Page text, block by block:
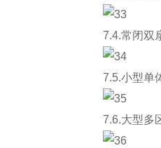
7.4.常闭双
7.5.小型单
7.6.大型多